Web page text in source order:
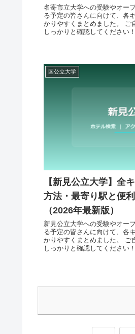
名寄市立大学への受験やオー
る予定の皆さんに向けて、各
かりやすくまとめました。 ご
しっかりと確認してください
国公立大学
【新見公立大学】全
方法・最寄り駅と便
（2026年最新版）
新見公立大学への受験やオー
る予定の皆さんに向けて、各
かりやすくまとめました。 ご
しっかりと確認してください